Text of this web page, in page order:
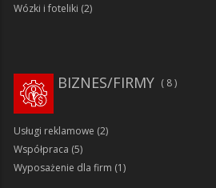
Wózki i foteliki (2)
8
BIZNES/FIRMY
Usługi reklamowe (2)
Współpraca (5)
Wyposażenie dla firm (1)